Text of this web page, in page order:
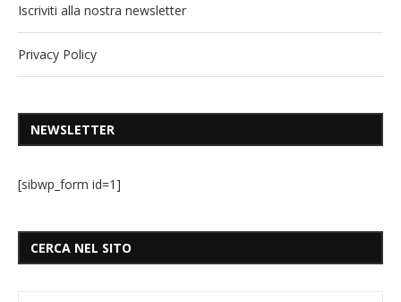
Iscriviti alla nostra newsletter
Privacy Policy
NEWSLETTER
[sibwp_form id=1]
CERCA NEL SITO